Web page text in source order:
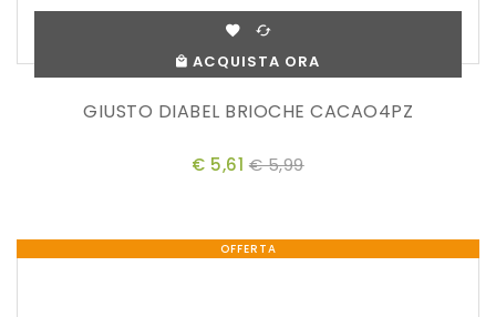
ACQUISTA ORA
GIUSTO DIABEL BRIOCHE CACAO4PZ
€ 5,61 € 5,99
OFFERTA